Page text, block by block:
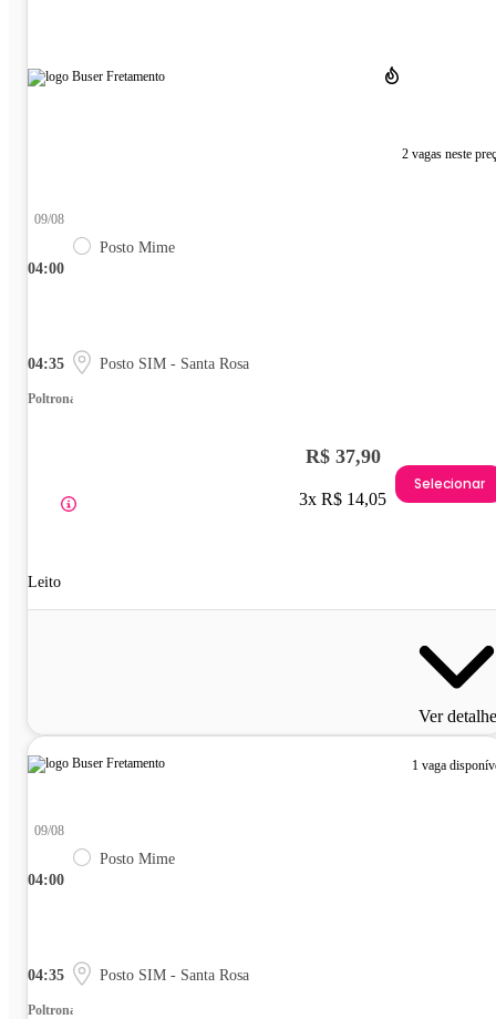
2 vagas neste
04:00
09/08
Posto Mime
04:35 Posto SIM - Santa Rosa
Poltrona
Leito
R$ 37,90
3x R$ 14,05
Selecionar
Ver
1 vaga
04:00
09/08
Posto Mime
04:35 Posto SIM - Santa Rosa
Poltrona